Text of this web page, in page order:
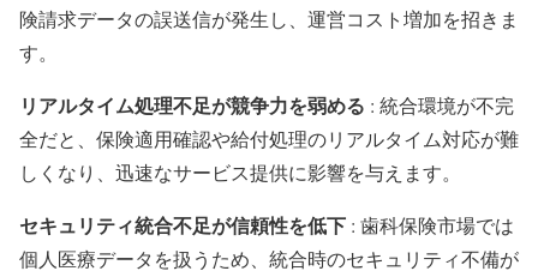
険請求データの誤送信が発生し、運営コスト増加を招きま
す。
リアルタイム処理不足が競争力を弱める : 統合環境が不完
全だと、保険適用確認や給付処理のリアルタイム対応が難
しくなり、迅速なサービス提供に影響を与えます。
セキュリティ統合不足が信頼性を低下 : 歯科保険市場では
個人医療データを扱うため、統合時のセキュリティ不備が